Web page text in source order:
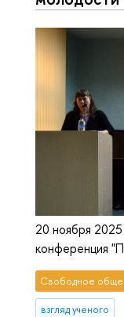
20 ноября
конференция
Свободное
взгляд ученого